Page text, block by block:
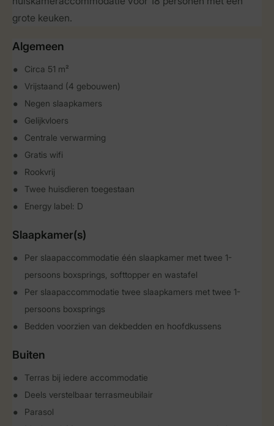
grote keuken.
Algemeen
Circa 51 m²
Vrijstaand (4 gebouwen)
Negen slaapkamers
Gelijkvloers
Centrale verwarming
Gratis wifi
Rookvrij
Twee huisdieren toegestaan
Energy label: D
Slaapkamer(s)
Per slaapaccommodatie één slaapkamer met twee 1-
persoons boxsprings, softtopper en wastafel
Per slaapaccommodatie twee slaapkamers met twee 1-
persoons boxsprings
Bedden voorzien van dekbedden en hoofdkussens
Buiten
Terras bij iedere accommodatie
Deels verstelbaar terrasmeubilair
Parasol